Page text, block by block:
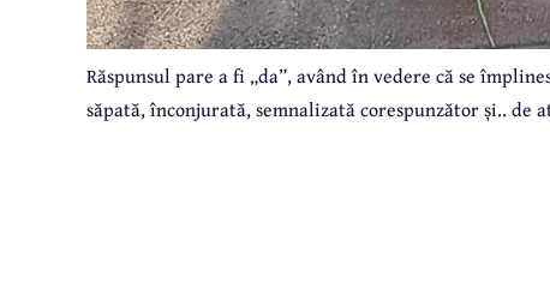
Răspunsul pare a fi „da”, având în vedere că se
săpată, înconjurată, semnalizată corespunzător și..